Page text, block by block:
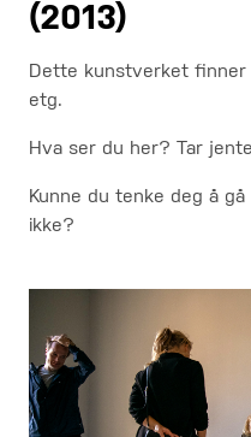
(2013)
Dette kunstverket
etg.
Hva ser du her? Tar
Kunne du tenke deg å
ikke?